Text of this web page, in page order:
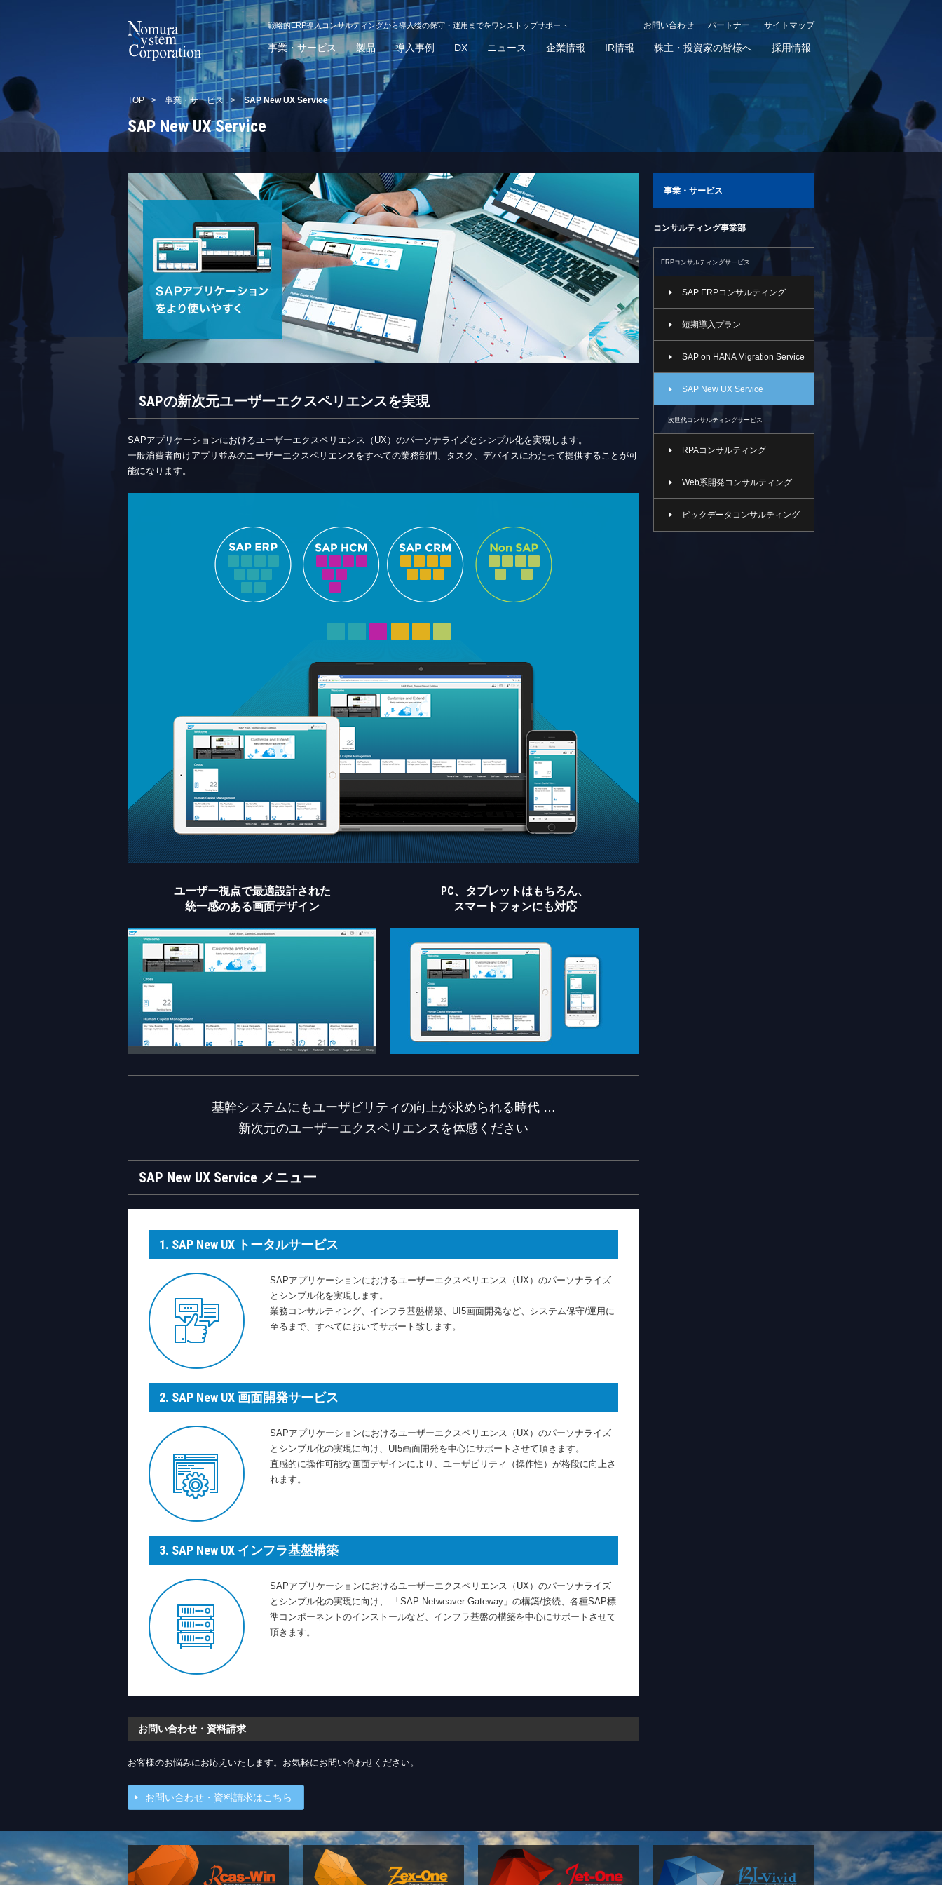
戦略的ERP導入コンサルティングから導入後の保守・運用までをワンストップサポート サイトマップ
パートナー
お問い合わせ
事業・サービス 製品 導入事例 DX ニュース 企業情報 IR情報 株主・投資家の皆様へ 採用情報
TOP > 事業・サービス > SAP New UX Service
SAP New UX Service
SAPの新次元ユーザーエクスペリエンスを実現
SAPアプリケーションにおけるユーザーエクスペリエンス（UX）のパーソナライズとシンプル化を実現します。
一般消費者向けアプリ並みのユーザーエクスペリエンスをすべての業務部門、タスク、デバイスにわたって提供することが可
能になります。
ユーザー視点で最適設計された
統一感のある画面デザイン
PC、タブレットはもちろん、
スマートフォンにも対応
基幹システムにもユーザビリティの向上が求められる時代 …
新次元のユーザーエクスペリエンスを体感ください
SAP New UX Service メニュー
1. SAP New UX トータルサービス
SAPアプリケーションにおけるユーザーエクスペリエンス（UX）のパーソナライズ
とシンプル化を実現します。
業務コンサルティング、インフラ基盤構築、UI5画面開発など、システム保守/運用に
至るまで、すべてにおいてサポート致します。
2. SAP New UX 画面開発サービス
SAPアプリケーションにおけるユーザーエクスペリエンス（UX）のパーソナライズ
とシンプル化の実現に向け、UI5画面開発を中心にサポートさせて頂きます。
直感的に操作可能な画面デザインにより、ユーザビリティ（操作性）が格段に向上さ
れます。
3. SAP New UX インフラ基盤構築
SAPアプリケーションにおけるユーザーエクスペリエンス（UX）のパーソナライズ
とシンプル化の実現に向け、 「SAP Netweaver Gateway」の構築/接続、各種SAP標
準コンポーネントのインストールなど、インフラ基盤の構築を中心にサポートさせて
頂きます。
お問い合わせ・資料請求
お客様のお悩みにお応えいたします。お気軽にお問い合わせください。
お問い合わせ・資料請求はこちら
事業・サービス
コンサルティング事業部
ERPコンサルティングサービス
SAP ERPコンサルティング
短期導入プラン
SAP on HANA Migration Service
SAP New UX Service
次世代コンサルティングサービス
RPAコンサルティング
Web系開発コンサルティング
ビックデータコンサルティング